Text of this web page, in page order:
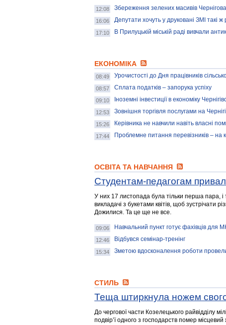
12:08 Збереження зелених масивів
16:06 Депутати хочуть у друковані ЗМІ такі
17:10 В Прилуцькій міській раді вивчали
ЕКОНОМІКА
08:49 Урочистості до Дня працівників
08:57 Сплата податків – запорука успіху
09:10 Іноземні інвестиції в економіку
12:53 Зовнішня торгівля послугами на
15:26 Керівника не навчили навіть власні
17:44 Проблемне питання перевізників – на
ОСВІТА ТА НАВЧАННЯ
Студентам-педагогам
У них 17 листопада була тільки перша пара,
викладачі з букетами квітів, щоб зустрічати
Дожилися. Та це ще не все.
09:06 Навчальний пункт готує фахівців для
12:46 Відбувся семінар-тренінг
15:34 Зметою вдосконалення роботи
СТИЛЬ
Теща штиркнула ножем
До чергової части Козелецького райвідділу
подвір’ї одного з господарств помер